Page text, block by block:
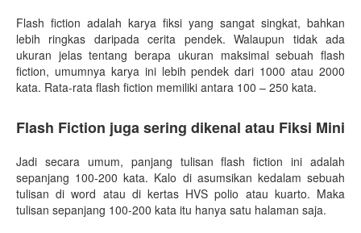
Flash fiction adalah karya fiksi yang sangat singkat, bahkan
lebih ringkas daripada cerita pendek. Walaupun tidak ada
ukuran jelas tentang berapa ukuran maksimal sebuah flash
fiction, umumnya karya ini lebih pendek dari 1000 atau 2000
kata. Rata-rata flash fiction memiliki antara 100 – 250 kata.
Flash Fiction juga sering dikenal atau Fiksi Mini
Jadi secara umum, panjang tulisan flash fiction ini adalah
sepanjang 100-200 kata. Kalo di asumsikan kedalam sebuah
tulisan di word atau di kertas HVS polio atau kuarto. Maka
tulisan sepanjang 100-200 kata itu hanya satu halaman saja.